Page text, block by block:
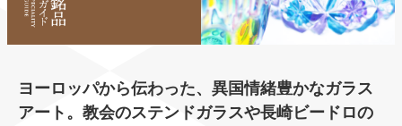
ヨーロッパから伝わった、異国情緒豊かなガラス
アート。教会のステンドガラスや長崎ビードロの